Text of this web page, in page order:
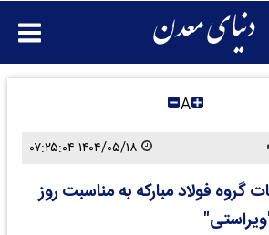
A
گروه فولاد مبارکه به مناسبت روز